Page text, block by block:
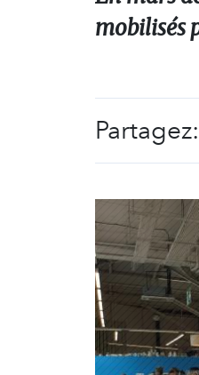
mobilisés
Partagez: